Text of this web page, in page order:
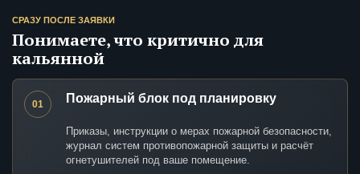
СРАЗУ ПОСЛЕ ЗАЯВКИ
Понимаете, что критично для
кальянной
01 Пожарный блок под планировку
Приказы, инструкции о мерах пожарной безопасности,
журнал систем противопожарной защиты и расчёт
огнетушителей под ваше помещение.